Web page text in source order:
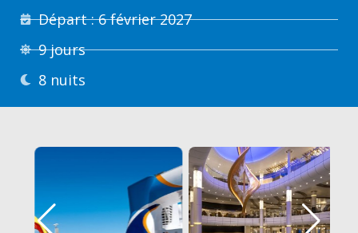
Départ : 6 février 2027
9 jours
8 nuits